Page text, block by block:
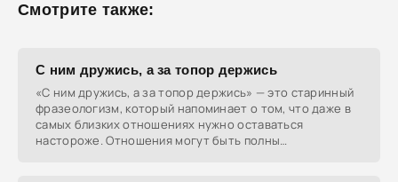
Смотрите также:
С ним дружись, а за топор держись
«С ним дружись, а за топор держись» — это старинный
фразеологизм, который напоминает о том, что даже в
самых близких отношениях нужно оставаться
настороже. Отношения могут быть полны